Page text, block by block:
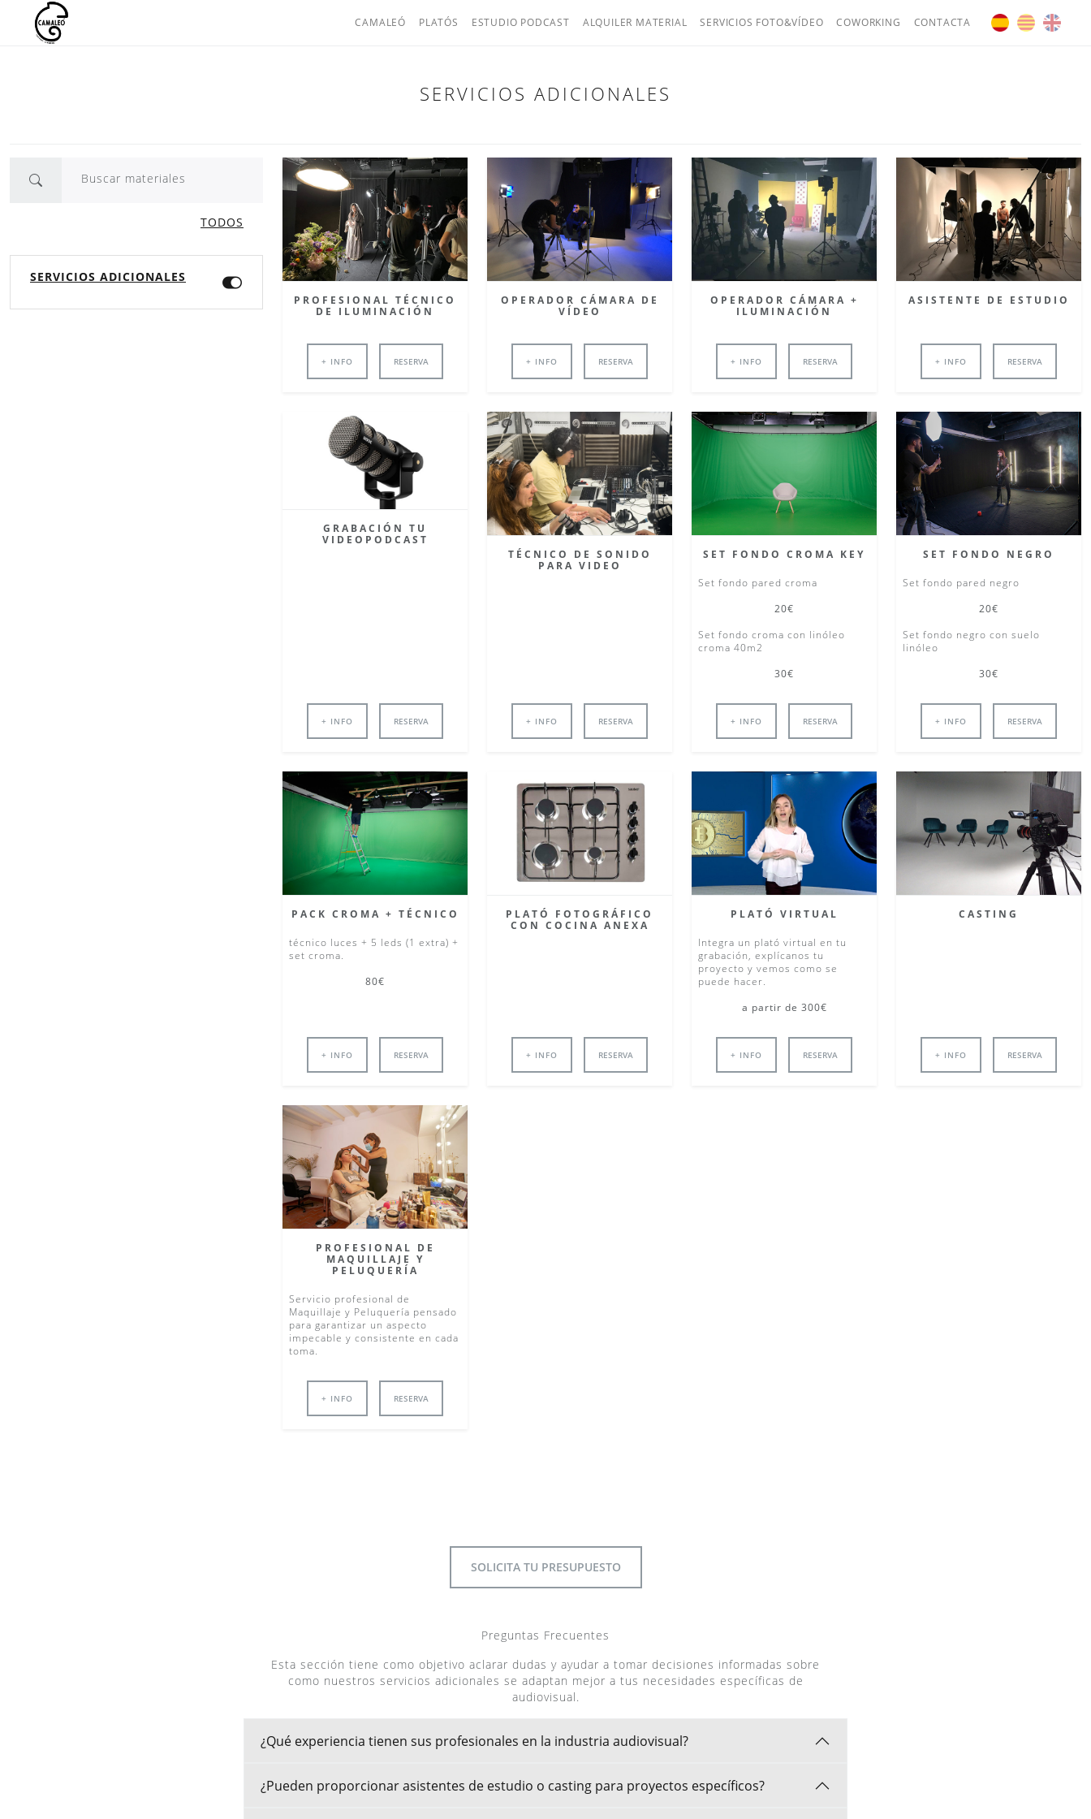
CAMALEÓ PLATÓS ESTUDIO PODCAST ALQUILER MATERIAL SERVICIOS FOTO&VÍDEO COWORKING CONTACTA
SERVICIOS ADICIONALES
Buscar materiales
TODOS
SERVICIOS ADICIONALES
PROFESIONAL TÉCNICO
DE ILUMINACIÓN
+ INFO RESERVA
OPERADOR CÁMARA DE
VÍDEO
+ INFO RESERVA
OPERADOR CÁMARA +
ILUMINACIÓN
+ INFO RESERVA
ASISTENTE DE ESTUDIO
+ INFO RESERVA
GRABACIÓN TU
VIDEOPODCAST
+ INFO RESERVA
TÉCNICO DE SONIDO
PARA VIDEO
+ INFO RESERVA
SET FONDO CROMA KEY
Set fondo pared croma
20€
Set fondo croma con linóleo
croma 40m2
30€
+ INFO RESERVA
SET FONDO NEGRO
Set fondo pared negro
20€
Set fondo negro con suelo
linóleo
30€
+ INFO RESERVA
PACK CROMA + TÉCNICO
técnico luces + 5 leds (1 extra) +
set croma.
80€
+ INFO RESERVA
PLATÓ FOTOGRÁFICO
CON COCINA ANEXA
+ INFO RESERVA
PLATÓ VIRTUAL
Integra un plató virtual en tu
grabación, explícanos tu
proyecto y vemos como se
puede hacer.
a partir de 300€
+ INFO RESERVA
CASTING
+ INFO RESERVA
PROFESIONAL DE
MAQUILLAJE Y
PELUQUERÍA
Servicio profesional de
Maquillaje y Peluquería pensado
para garantizar un aspecto
impecable y consistente en cada
toma.
+ INFO RESERVA
SOLICITA TU PRESUPUESTO
Preguntas Frecuentes
Esta sección tiene como objetivo aclarar dudas y ayudar a tomar decisiones informadas sobre
como nuestros servicios adicionales se adaptan mejor a tus necesidades específicas de
audiovisual.
¿Qué experiencia tienen sus profesionales en la industria audiovisual?
¿Pueden proporcionar asistentes de estudio o casting para proyectos específicos?